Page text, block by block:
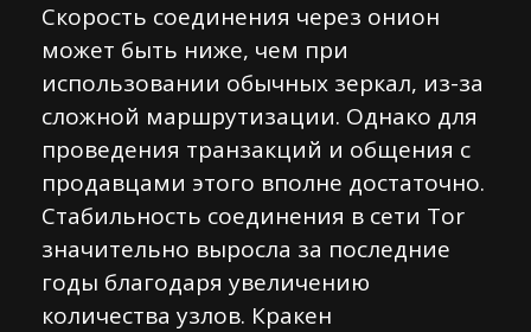
Скорость соединения через онион
может быть ниже, чем при
использовании обычных зеркал, из-за
сложной маршрутизации. Однако для
проведения транзакций и общения с
продавцами этого вполне достаточно.
Стабильность соединения в сети Tor
значительно выросла за последние
годы благодаря увеличению
количества узлов. Кракен